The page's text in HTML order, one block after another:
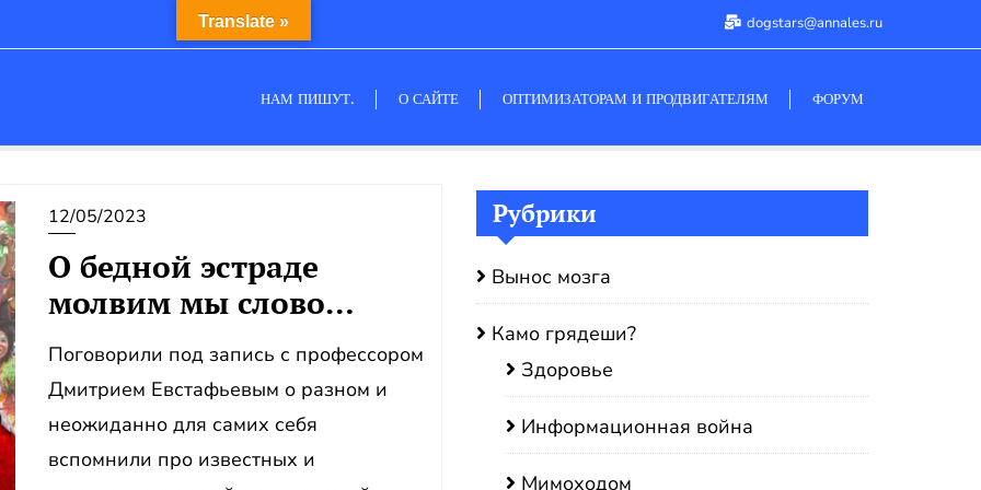
dogstars@annales.ru
НАМ ПИШУТ. О САЙТЕ ОПТИМИЗАТОРАМ И ПРОДВИГАТЕЛЯМ ФОРУМ
12/05/2023
О бедной эстраде
молвим мы слово…
Поговорили под запись с профессором
Дмитрием Евстафьевым о разном и
неожиданно для самих себя
вспомнили про известных и
Рубрики
Вынос мозга
Камо грядеши?
Здоровье
Информационная война
Мимоходом
Translate »